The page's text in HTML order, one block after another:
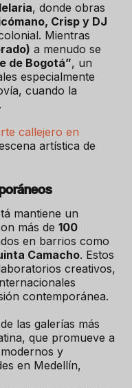
, donde obras
Crisp y DJ
Mientras
a menudo se
de Bogotá”, un
especialmente
cuando la
callejero en
artística de
mantiene un
más de 100
en barrios como
Camacho. Estos
creativos,
contemporánea.
las galerías más
que promueve a
y
en Medellín,